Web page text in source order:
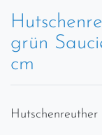
grün
cm